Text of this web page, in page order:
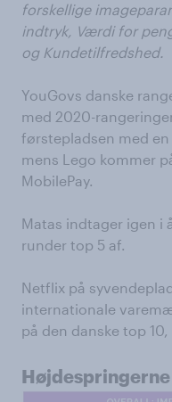
forskellige
indtryk, Værdi for
og Kundetilfredshed.
YouGovs danske
med 2020-
førstepladsen med
mens Lego kommer
MobilePay.
Matas indtager igen i
runder top 5 af.
Netflix på
internationale
på den danske top 10,
Højdespringerne